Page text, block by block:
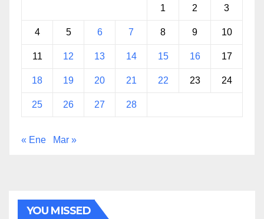
1 2 3
4 5 6 7 8 9 10
11 12 13 14 15 16 17
18 19 20 21 22 23 24
25 26 27 28
« Ene Mar »
YOU MISSED